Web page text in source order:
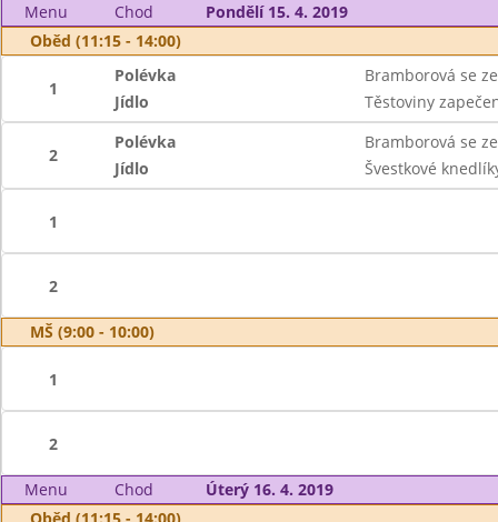
Menu Chod
Pondělí 15. 4. 2019
Oběd (11:15 - 14:00)
1
Polévka
Bramborová se
Jídlo
Těstoviny
2
Polévka
Bramborová se
Jídlo
Švestkové
1
2
MŠ (9:00 - 10:00)
1
2
Menu Chod
Úterý 16. 4. 2019